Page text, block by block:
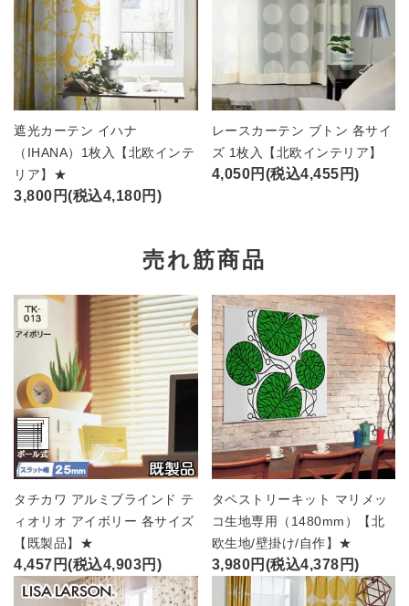
遮光カーテン イハナ
（IHANA）1枚入【北欧インテ
リア】★
3,800円(税込4,180円)
レースカーテン ブトン 各サイ
ズ 1枚入【北欧インテリア】
4,050円(税込4,455円)
売れ筋商品
タチカワ アルミブラインド テ
ィオリオ アイボリー 各サイズ
【既製品】★
4,457円(税込4,903円)
タペストリーキット マリメッ
コ生地専用（1480mm）【北
欧生地/壁掛け/自作】★
3,980円(税込4,378円)